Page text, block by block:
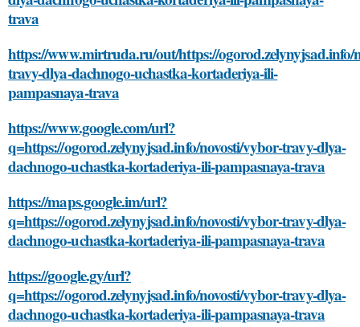
trava
https://www.mirtruda.ru/out/https://ogorod.zelynyjsad.info/
travy-dlya-dachnogo-uchastka-kortaderiya-ili-
pampasnaya-trava
https://www.google.com/url?
q=https://ogorod.zelynyjsad.info/novosti/vybor-travy-dlya-
dachnogo-uchastka-kortaderiya-ili-pampasnaya-trava
https://maps.google.im/url?
q=https://ogorod.zelynyjsad.info/novosti/vybor-travy-dlya-
dachnogo-uchastka-kortaderiya-ili-pampasnaya-trava
https://google.gy/url?
q=https://ogorod.zelynyjsad.info/novosti/vybor-travy-dlya-
dachnogo-uchastka-kortaderiya-ili-pampasnaya-trava